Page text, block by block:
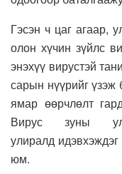
Гэсэн ч цаг агаар,
олон хүчин зүйлс
энэхүү вирустэй
сарын нүүрийг үзэж
ямар өөрчлөлт
Вирус зуны
улиралд
юм.